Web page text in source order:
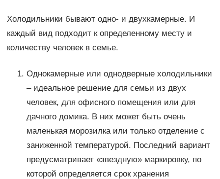
Холодильники бывают одно- и двухкамерные. И
каждый вид подходит к определенному месту и
количеству человек в семье.
Однокамерные или однодверные холодильники
– идеальное решение для семьи из двух
человек, для офисного помещения или для
дачного домика. В них может быть очень
маленькая морозилка или только отделение с
заниженной температурой. Последний вариант
предусматривает «звездную» маркировку, по
которой определяется срок хранения